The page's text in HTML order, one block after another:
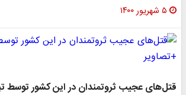
۵ شهریور ۱۴۰۰
قتل‌های عجیب ثروتمندان در این کشور توسط